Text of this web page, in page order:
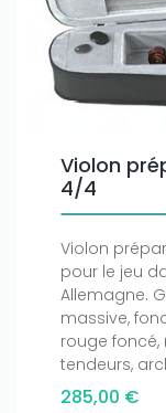
Violon
4/4
Violon
pour le jeu
Allemagne.
massive,
rouge
tendeurs,
285,00 €